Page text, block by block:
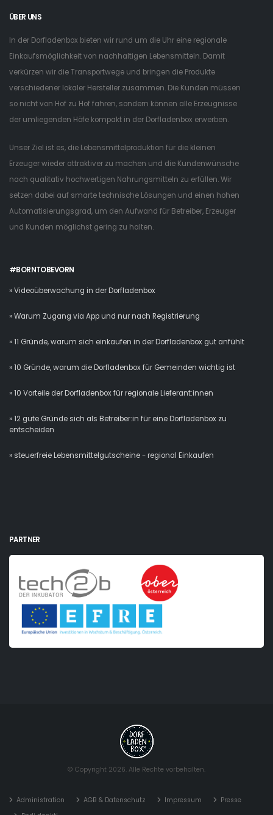
ÜBER UNS
In der Dorfladenbox bieten wir rund um die Uhr eine regionale
Einkaufsmöglichkeit von nachhaltigen Lebensmitteln. Damit
verkürzen wir die Transportwege und bringen die Produkte
verschiedener lokaler Hersteller zusammen. Die Kunden müssen
so nicht von Hof zu Hof fahren, sondern können alle Erzeugnisse
der umliegenden Höfe kompakt in der Dorfladenbox erwerben.
Unser Ziel ist es, die Lebensmittelproduktion für die kleinen
Erzeuger wieder attraktiver zu machen und die Kundenwünsche
nach qualitativ hochwertigen Nahrungsmitteln zu erfüllen. Wir
setzen dabei auf smarte technische Lösungen und einen hohen
Automatisierungsgrad, um den Aufwand für Betreiber, Erzeuger
und Kunden möglichst gering zu halten.
#BORNTOBEVORN
» Videoüberwachung in der Dorfladenbox
» Warum Zugang via App und nur nach Registrierung
» 11 Gründe, warum sich einkaufen in der Dorfladenbox gut anfühlt
» 10 Gründe, warum die Dorfladenbox für Gemeinden wichtig ist
» 10 Vorteile der Dorfladenbox für regionale Lieferant:innen
» 12 gute Gründe sich als Betreiber:in für eine Dorfladenbox zu
entscheiden
» steuerfreie Lebensmittelgutscheine - regional Einkaufen
PARTNER
© Copyright 2026. Alle Rechte vorbehalten.
Administration AGB & Datenschutz Impressum
Presse